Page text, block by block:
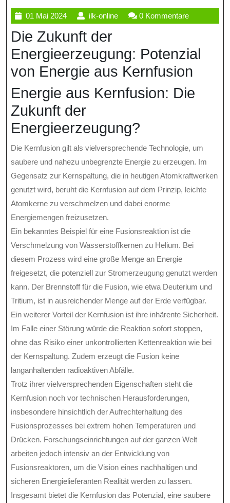
01 Mai 202401
Mai
2024
ilk-onlineilk-
online
0 Kommentare
Die Zukunft der
Energieerzeugung: Potenzial
von Energie aus Kernfusion
Energie aus Kernfusion: Die
Zukunft der
Energieerzeugung?
Die Kernfusion gilt als vielversprechende Technologie, um
saubere und nahezu unbegrenzte Energie zu erzeugen. Im
Gegensatz zur Kernspaltung, die in heutigen Atomkraftwerken
genutzt wird, beruht die Kernfusion auf dem Prinzip, leichte
Atomkerne zu verschmelzen und dabei enorme
Energiemengen freizusetzen.
Ein bekanntes Beispiel für eine Fusionsreaktion ist die
Verschmelzung von Wasserstoffkernen zu Helium. Bei
diesem Prozess wird eine große Menge an Energie
freigesetzt, die potenziell zur Stromerzeugung genutzt werden
kann. Der Brennstoff für die Fusion, wie etwa Deuterium und
Tritium, ist in ausreichender Menge auf der Erde verfügbar.
Ein weiterer Vorteil der Kernfusion ist ihre inhärente Sicherheit.
Im Falle einer Störung würde die Reaktion sofort stoppen,
ohne das Risiko einer unkontrollierten Kettenreaktion wie bei
der Kernspaltung. Zudem erzeugt die Fusion keine
langanhaltenden radioaktiven Abfälle.
Trotz ihrer vielversprechenden Eigenschaften steht die
Kernfusion noch vor technischen Herausforderungen,
insbesondere hinsichtlich der Aufrechterhaltung des
Fusionsprozesses bei extrem hohen Temperaturen und
Drücken. Forschungseinrichtungen auf der ganzen Welt
arbeiten jedoch intensiv an der Entwicklung von
Fusionsreaktoren, um die Vision eines nachhaltigen und
sicheren Energielieferanten Realität werden zu lassen.
Insgesamt bietet die Kernfusion das Potenzial, eine saubere